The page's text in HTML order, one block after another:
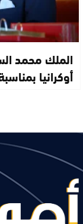
الملك محمد
أوكرانيا